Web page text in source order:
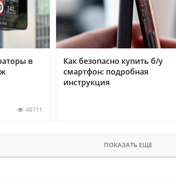
в
48711
Как безопасно купить б/у
смартфон: подробная
инструкция
ПОКАЗАТЬ ЕЩЕ